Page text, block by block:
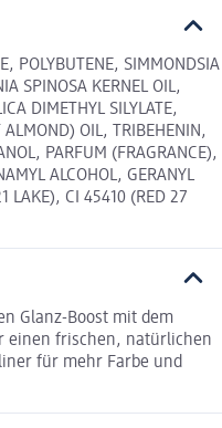
POLYBUTENE, SIMMONDSIA
SPINOSA KERNEL OIL,
DIMETHYL SILYLATE,
ALMOND) OIL, TRIBEHENIN,
PARFUM (FRAGRANCE),
ALCOHOL, GERANYL
LAKE), CI 45410 (RED 27
Glanz-Boost mit dem
einen frischen, natürlichen
für mehr Farbe und